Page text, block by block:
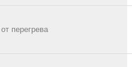
перегрева